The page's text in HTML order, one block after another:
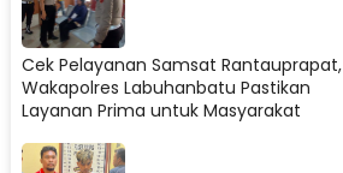
Cek Pelayanan Samsat Rantauprapat,
Wakapolres Labuhanbatu Pastikan
Layanan Prima untuk Masyarakat